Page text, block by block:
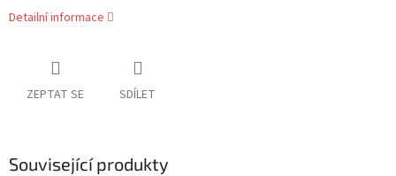
Detailní informace
ZEPTAT SE SDÍLET
Související produkty